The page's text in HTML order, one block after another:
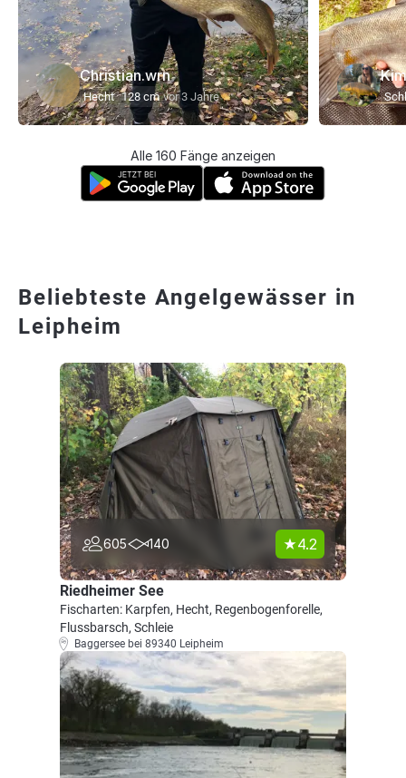
Christian.wrn
Hecht 128 cm vor 3 Jahre
Alle 160 Fänge anzeigen
Beliebteste Angelgewässer in
Leipheim
605 140 4.2
Riedheimer See
Fischarten: Karpfen, Hecht, Regenbogenforelle,
Flussbarsch, Schleie
Baggersee bei 89340 Leipheim